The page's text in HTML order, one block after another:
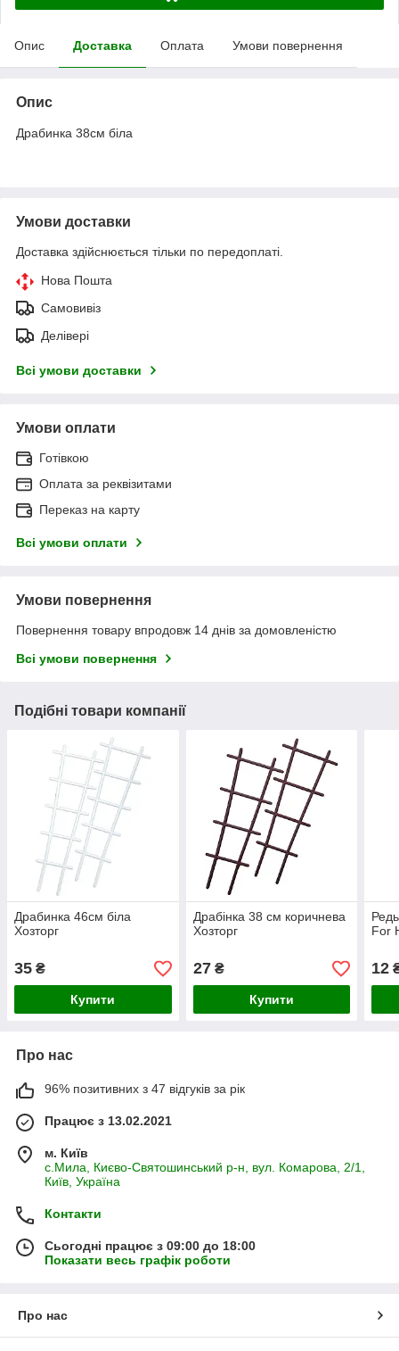
Опис Доставка Оплата Умови повернення
Опис
Драбинка 38см біла
Умови доставки
Доставка здійснюється тільки по передоплаті.
Нова Пошта
Самовивіз
Делівері
Всі умови доставки
Умови оплати
Готівкою
Оплата за реквізитами
Переказ на карту
Всі умови оплати
Умови повернення
Повернення товару впродовж 14 днів за домовленістю
Всі умови повернення
Подібні товари компанії
Драбинка 46см біла
Хозторг
35 ₴
Купити
Драбінка 38 см коричнева
Хозторг
27₴
Купити
For
12
Про нас
96% позитивних з 47 відгуків за рік
Працює з 13.02.2021
м. Київ
с.Мила, Києво-Святошинський р-н, вул. Комарова, 2/1,
Київ, Україна
Контакти
Сьогодні працює з 09:00 до 18:00
Показати весь графік роботи
Про нас